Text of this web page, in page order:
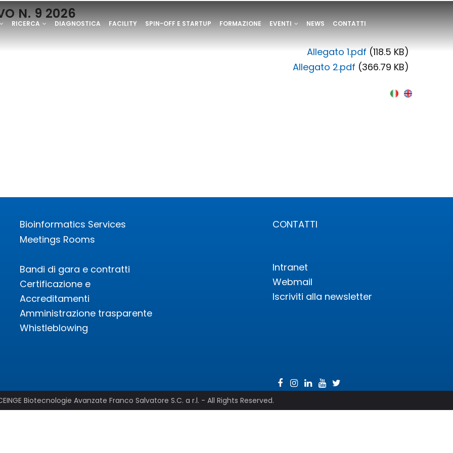
RICERCA DIAGNOSTICA FACILITY SPIN-OFF E STARTUP FORMAZIONE EVENTI NEWS CONTATTI
Italian
N. 9 2026
Allegato 1.pdf (118.5 KB)
Allegato 2.pdf (366.79 KB)
Bioinformatics Services
Meetings Rooms
Bandi di gara e contratti
Certificazione e
Accreditamenti
Amministrazione trasparente
Whistleblowing
CONTATTI
Intranet
Webmail
Iscriviti alla newsletter
Biotecnologie Avanzate Franco Salvatore S.C. a r.l. - All Rights Reserved.